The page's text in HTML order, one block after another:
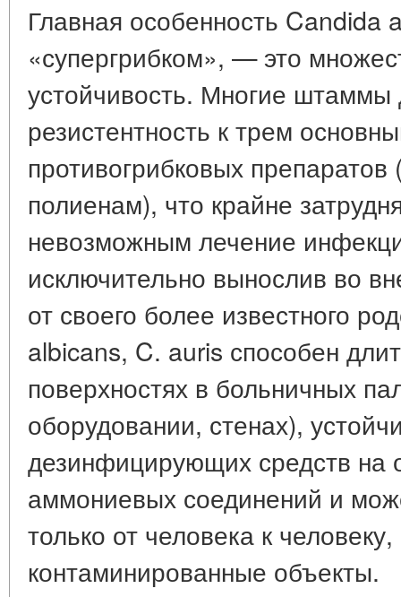
Главная особенность Candida
«супергрибком», — это
устойчивость. Многие штаммы
резистентность к трем
противогрибковых
полиенам), что крайне
невозможным лечение
исключительно вынослив во
от своего более известного
albicans, C. auris способен
поверхностях в больничных
оборудовании, стенах),
дезинфицирующих средств на
аммониевых соединений и
только от человека к
контаминированные объекты.